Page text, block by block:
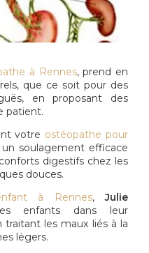
à Rennes, prend en
que ce soit pour des
en proposant des
patient.
votre ostéopathe pour
soulagement efficace
digestifs chez les
douces.
à Rennes,Julie
enfants dans leur
les maux liés à la
légers.